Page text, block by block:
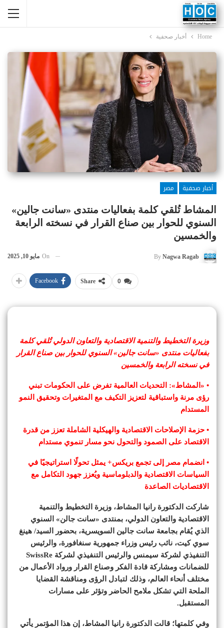
Home أخبار صحفية
أخبار صحفية
مصر
المشاط تُلقي كلمة بفعاليات منتدى «سانت جالين»
السنوي للحوار بين صناع القرار في نسخته الرابعة
والخمسين
By Nagwa Ragab
On مايو 10, 2025
0
Share
Facebook
وزيرة التخطيط والتنمية الاقتصادية والتعاون الدولي تُلقي كلمة
بفعاليات منتدى «سانت جالين» السنوي للحوار بين صناع القرار
في نسخته الرابعة والخمسين
• «المشاط»: التحديات العالمية تفرض على الحكومات تبني
رؤى مرنة واستباقية لتعزيز التكيف مع المتغيرات وتحقيق النمو
المستدام
• حزمة الإصلاحات الاقتصادية والهيكلية الشاملة تعزز من قدرة
الاقتصاد على الصمود والتحول نحو مسار تنموي مستدام
• انضمام مصر إلى تجمع بريكس+ يمثل تحولًا استراتيجيًا في
السياسات الاقتصادية والدبلوماسية ويُعزز جهود التكامل مع
الاقتصاديات الصاعدة
شاركت الدكتورة رانيا المشاط، وزيرة التخطيط والتنمية
الاقتصادية والتعاون الدولي، بمنتدى «سانت جالن» السنوي
الذي يُقام بجامعة سانت جالين السويسرية، بحضور السيد/ هينغ
سوي كيت، نائب رئيس وزراء جمهورية سنغافورة، والرئيس
التنفيذي لشركة سيمنس والرئيس التنفيذي لشركة SwissRe
للضمانات ومشاركة قادة الفكر وصناع القرار ورواد الأعمال من
مختلف أنحاء العالم، وذلك لتبادل الرؤى ومناقشة القضايا
الملحة التي تشكل ملامح الحاضر وتؤثر على مسارات
المستقبل.
وفي كلمتها؛ قالت الدكتورة رانيا المشاط، إن هذا المؤتمر يأتي